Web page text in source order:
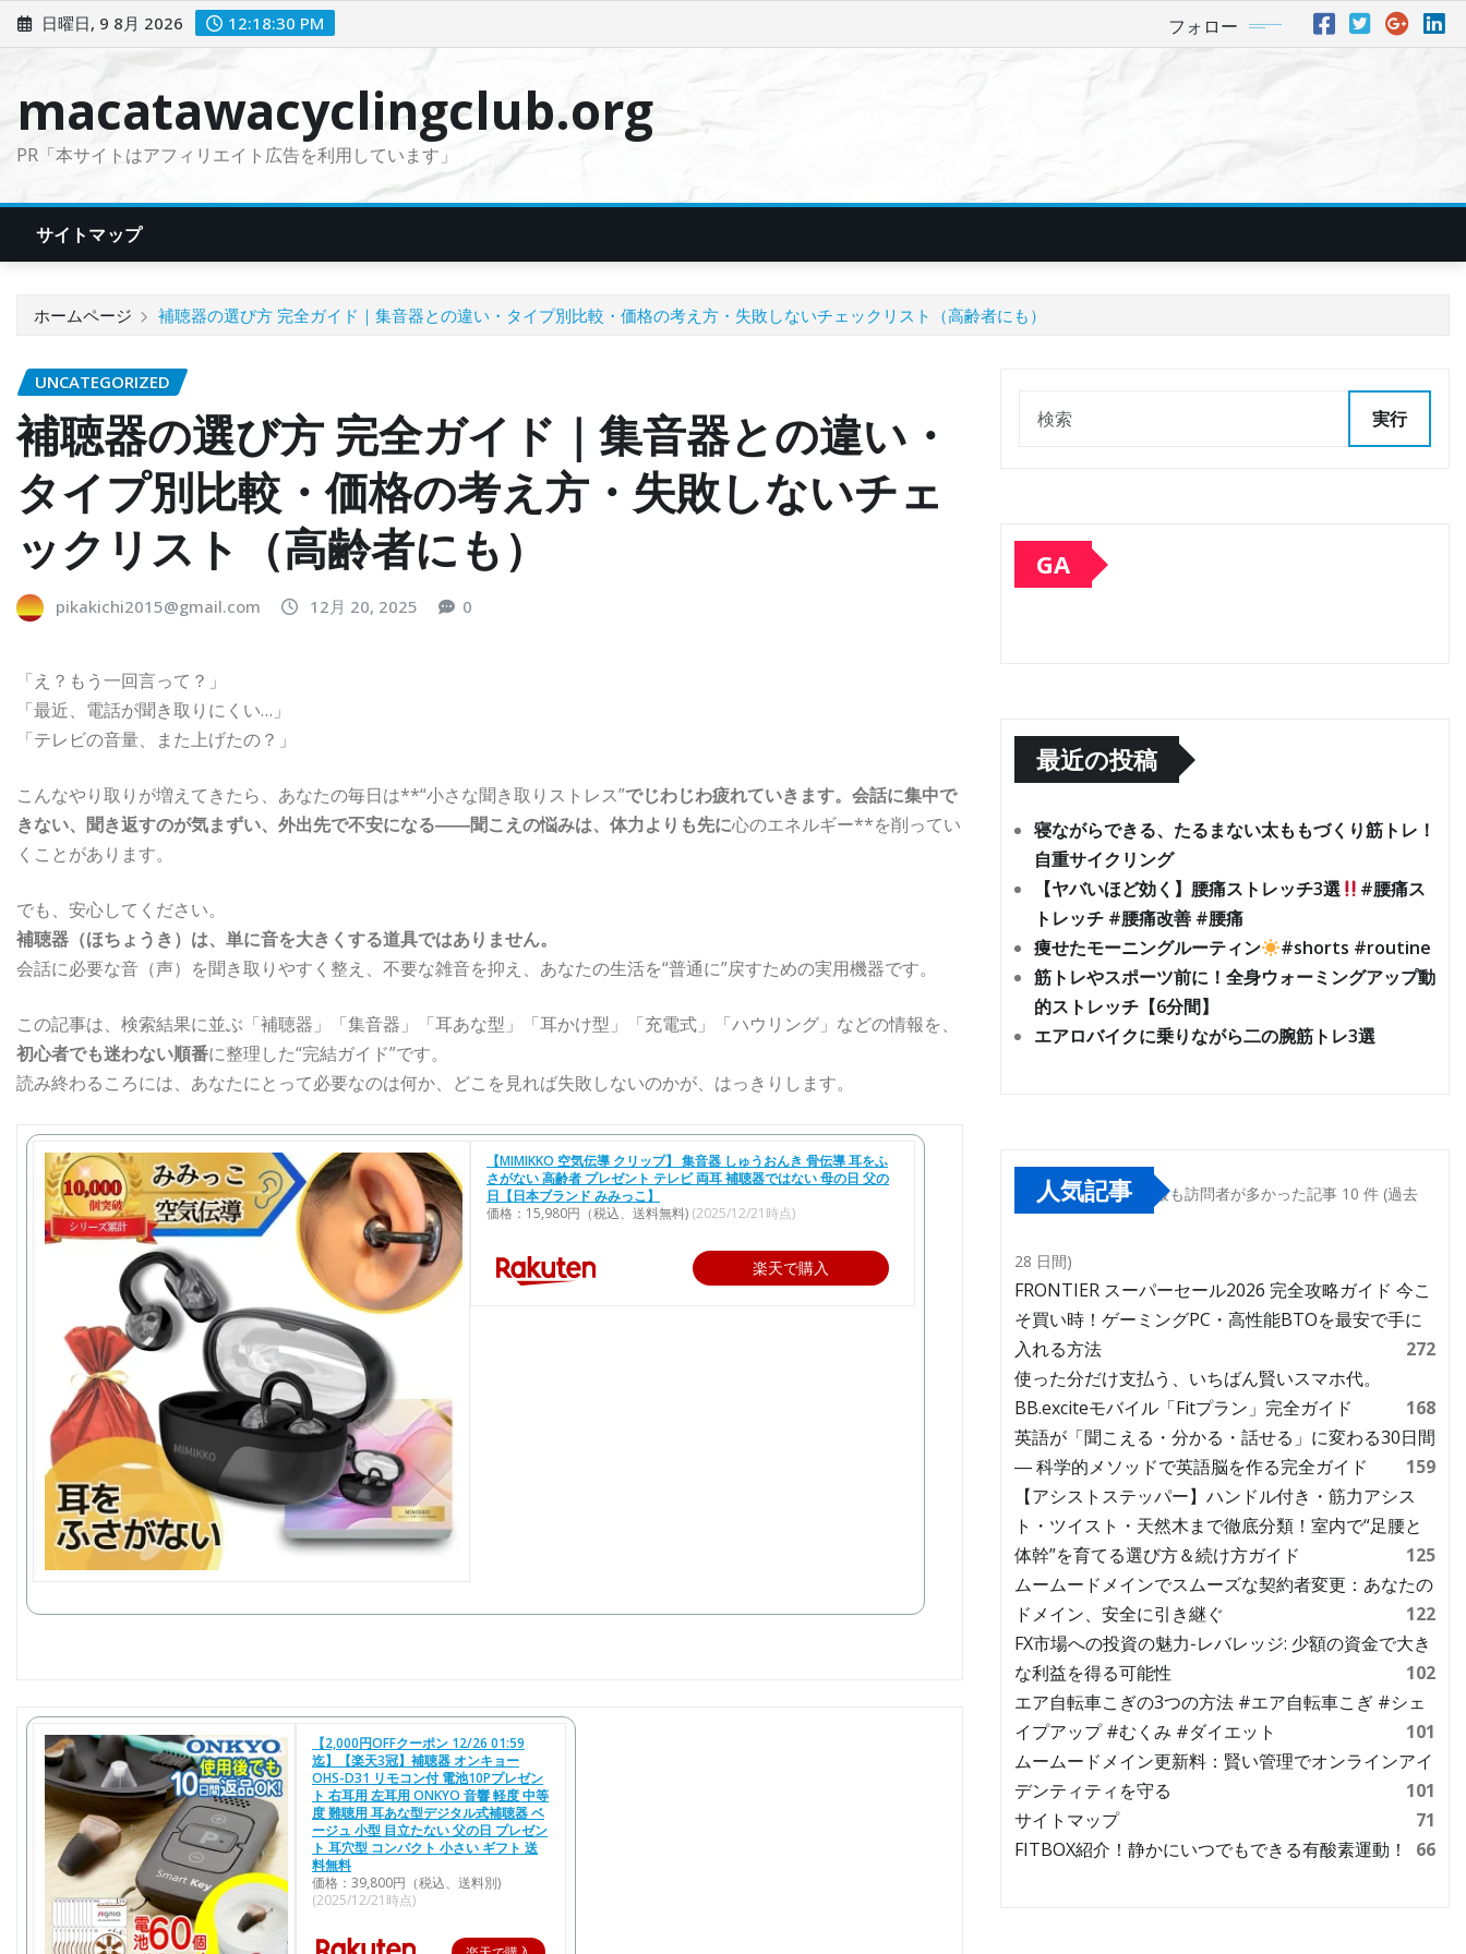
ン
日曜日, 9 8月 2026 12:18:31 PM フォロー
macatawacyclingclub.org
PR「本サイトはアフィリエイト広告を利用しています」
サイトマップ
ホームページ 補聴器の選び方 完全ガイド｜集音器との違い・タイプ別比較・価格の考え方・失敗しないチェックリスト（高齢者にも）
UNCATEGORIZED
補聴器の選び方 完全ガイド｜集音器との違い・
タイプ別比較・価格の考え方・失敗しないチェ
ックリスト（高齢者にも）
pikakichi2015@gmail.com 12月 20, 2025 0
「え？もう一回言って？」
「最近、電話が聞き取りにくい…」
「テレビの音量、また上げたの？」
こんなやり取りが増えてきたら、あなたの毎日は**“小さな聞き取りストレス”でじわじわ疲れていきます。会話に集中で
きない、聞き返すのが気まずい、外出先で不安になる――聞こえの悩みは、体力よりも先に心のエネルギー**を削ってい
くことがあります。
でも、安心してください。
補聴器（ほちょうき）は、単に音を大きくする道具ではありません。
会話に必要な音（声）を聞き取りやすく整え、不要な雑音を抑え、あなたの生活を“普通に”戻すための実用機器です。
この記事は、検索結果に並ぶ「補聴器」「集音器」「耳あな型」「耳かけ型」「充電式」「ハウリング」などの情報を、
初心者でも迷わない順番に整理した“完結ガイド”です。
読み終わるころには、あなたにとって必要なのは何か、どこを見れば失敗しないのかが、はっきりします。
【MIMIKKO 空気伝導 クリップ】 集音器 しゅうおんき 骨伝導 耳をふ
さがない 高齢者 プレゼント テレビ 両耳 補聴器ではない 母の日 父の
日【日本ブランド みみっこ】
価格：15,980円（税込、送料無料) (2025/12/21時点)
楽天で購入
【2,000円OFFクーポン 12/26 01:59
迄】【楽天3冠】補聴器 オンキョー
OHS-D31 リモコン付 電池10Pプレゼン
ト 右耳用 左耳用 ONKYO 音響 軽度 中等
度 難聴用 耳あな型デジタル式補聴器 ベ
ージュ 小型 目立たない 父の日 プレゼン
ト 耳穴型 コンパクト 小さい ギフト 送
料無料
価格：39,800円（税込、送料別)
(2025/12/21時点)
実行
GA
最近の投稿
寝ながらできる、たるまない太ももづくり筋トレ！
自重サイクリング
【ヤバいほど効く】腰痛ストレッチ3選
#腰痛ス
トレッチ #腰痛改善 #腰痛
痩せたモーニングルーティン
#shorts #routine
筋トレやスポーツ前に！全身ウォーミングアップ動
的ストレッチ【6分間】
エアロバイクに乗りながら二の腕筋トレ3選
人気記事 最も訪問者が多かった記事 10 件 (過去
28 日間)
FRONTIER スーパーセール2026 完全攻略ガイド 今こ
そ買い時！ゲーミングPC・高性能BTOを最安で手に
入れる方法
272
使った分だけ支払う、いちばん賢いスマホ代。
BB.exciteモバイル「Fitプラン」完全ガイド
168
英語が「聞こえる・分かる・話せる」に変わる30日間
― 科学的メソッドで英語脳を作る完全ガイド
159
【アシストステッパー】ハンドル付き・筋力アシス
ト・ツイスト・天然木まで徹底分類！室内で“足腰と
体幹”を育てる選び方＆続け方ガイド
125
ムームードメインでスムーズな契約者変更：あなたの
ドメイン、安全に引き継ぐ
122
FX市場への投資の魅力-レバレッジ: 少額の資金で大き
な利益を得る可能性
102
エア自転車こぎの3つの方法 #エア自転車こぎ #シェ
イプアップ #むくみ #ダイエット
101
ムームードメイン更新料：賢い管理でオンラインアイ
デンティティを守る
101
サイトマップ
71
FITBOX紹介！静かにいつでもできる有酸素運動！
66